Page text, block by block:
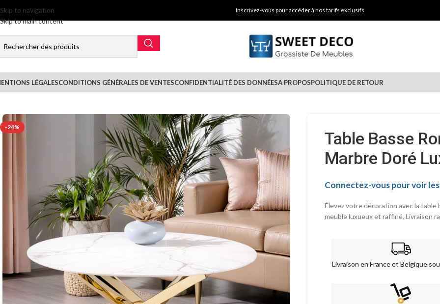
Skip to navigation
Skip to main content
Inscrivez-vous pour accéder à nos tarifs exclusifs
LÉGALESCONDITIONS GÉNÉRALES DE VENTESCONFIDENTIALITÉ DES DONNÉESA PROPOSPOLITIQUE DE RETOUR
-24%
Table Basse
Marbre Doré
Connectez-vous pour voir
Élevez votre décoration avec la table
meuble luxueux et raffiné. Livraison
Livraison en France et Belgique